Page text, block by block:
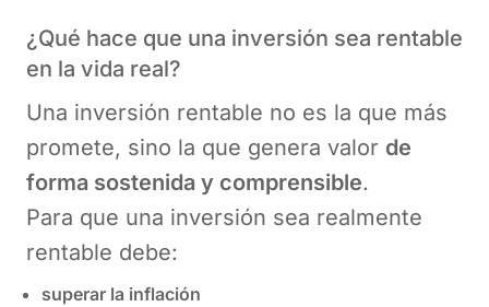
¿Qué hace que una inversión sea rentable
en la vida real?
Una inversión rentable no es la que más
promete, sino la que genera valor de
forma sostenida y comprensible.
Para que una inversión sea realmente
rentable debe:
superar la inflación